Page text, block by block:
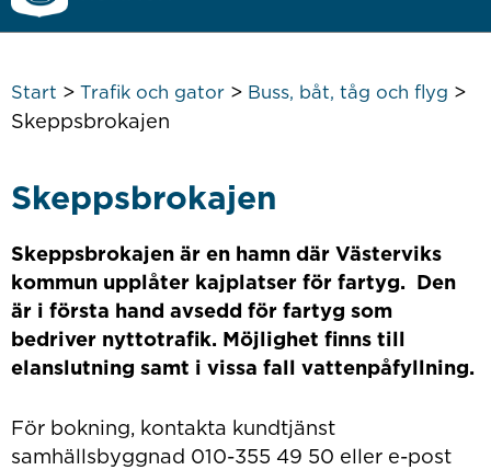
Start > Trafik och gator> Buss, båt, tåg och flyg >
Skeppsbrokajen
Skeppsbrokajen
Skeppsbrokajen är en hamn där Västerviks
kommun upplåter kajplatser för fartyg. Den
är i första hand avsedd för fartyg som
bedriver nyttotrafik. Möjlighet finns till
elanslutning samt i vissa fall vattenpåfyllning.
För bokning, kontakta kundtjänst
samhällsbyggnad 010-355 49 50 eller e-post